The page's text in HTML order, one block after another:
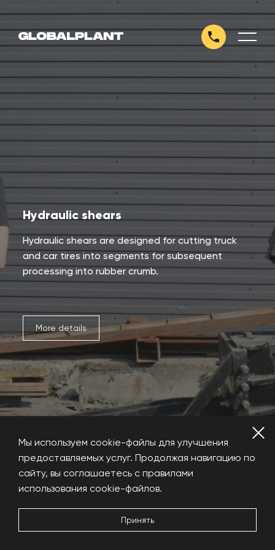
Hydraulic shears
Hydraulic shears are designed for cutting truck
and car tires into segments for subsequent
processing into rubber crumb.
More details
Hydraulic shears
Мы используем cookie-файлы для улучшения
предоставляемых услуг. Продолжая навигацию по
сайту, вы соглашаетесь с правилами
использования cookie-файлов.
Принять